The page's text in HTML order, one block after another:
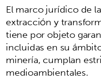
El marco jurídico de
extracción y
tiene por objeto
incluidas en su
minería, cumplan
medioambientales.